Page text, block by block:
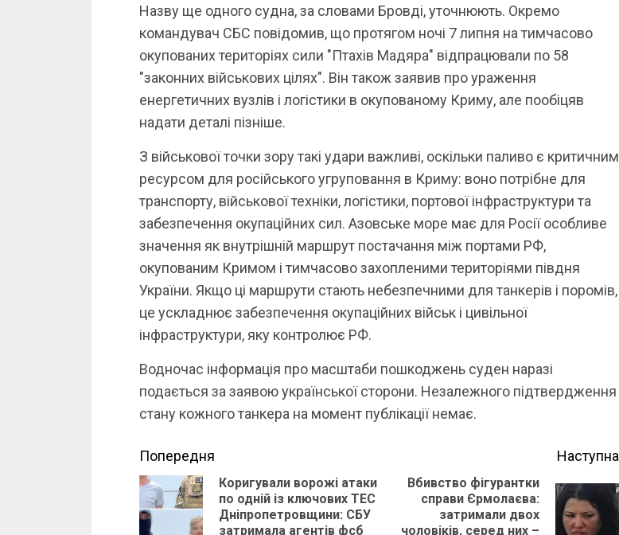
Назву ще одного судна, за словами Бровді, уточнюють. Окремо
командувач СБС повідомив, що протягом ночі 7 липня на тимчасово
окупованих територіях сили "Птахів Мадяра" відпрацювали по 58
"законних військових цілях". Він також заявив про ураження
енергетичних вузлів і логістики в окупованому Криму, але пообіцяв
надати деталі пізніше.
З військової точки зору такі удари важливі, оскільки паливо є критичним
ресурсом для російського угруповання в Криму: воно потрібне для
транспорту, військової техніки, логістики, портової інфраструктури та
забезпечення окупаційних сил. Азовське море має для Росії особливе
значення як внутрішній маршрут постачання між портами РФ,
окупованим Кримом і тимчасово захопленими територіями півдня
України. Якщо ці маршрути стають небезпечними для танкерів і поромів,
це ускладнює забезпечення окупаційних військ і цивільної
інфраструктури, яку контролює РФ.
Водночас інформація про масштаби пошкоджень суден наразі
подається за заявою української сторони. Незалежного підтвердження
стану кожного танкера на момент публікації немає.
Continue
Reading
Попередня
Previous
Коригували ворожі атаки
по одній із ключових ТЕС
Дніпропетровщини: СБУ
затримала агентів фсб
Наступна
post:
Вбивство фігурантки
справи Єрмолаєва:
затримали двох
чоловіків, серед них –